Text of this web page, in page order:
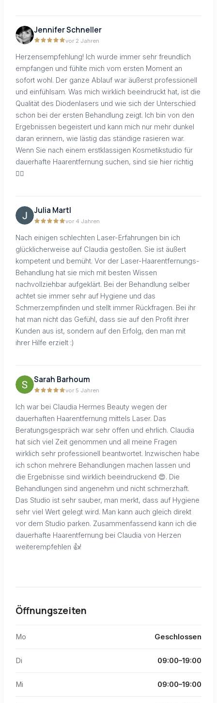
Jennifer Schneller
vor 2 Jahren
Herzensempfehlung! Ich wurde immer sehr freundlich
empfangen und fühlte mich vom ersten Moment an
sofort wohl. Der ganze Ablauf war äußerst professionell
und einfühlsam. Was mich wirklich beeindruckt hat, ist die
Qualität des Diodenlasers und wie sich der Unterschied
schon bei der ersten Behandlung zeigt. Ich bin von den
Ergebnissen begeistert und kann mich nur mehr dunkel
daran erinnern, wie lästig das ständige rasieren war.
Wenn Sie nach einem erstklassigen Kosmetikstudio für
dauerhafte Haarentfernung suchen, sind sie hier richtig
👍🏻
Julia Martl
vor 4 Jahren
Nach einigen schlechten Laser-Erfahrungen bin ich
glücklicherweise auf Claudia gestoßen. Sie ist äußert
kompetent und bemüht. Vor der Laser-Haarentfernungs-
Behandlung hat sie mich mit besten Wissen
nachvollziehbar aufgeklärt. Bei der Behandlung selber
achtet sie immer sehr auf Hygiene und das
Schmerzempfinden und stellt immer Rückfragen. Bei ihr
hat man nicht das Gefühl, dass sie auf den Profit ihrer
Kunden aus ist, sondern auf den Erfolg, den man mit
ihrer Hilfe erzielt :)
Sarah Barhoum
vor 5 Jahren
Ich war bei Claudia Hermes Beauty wegen der
dauerhaften Haarentfernung mittels Laser. Das
Beratungsgespräch war sehr offen und ehrlich. Claudia
hat sich viel Zeit genommen und all meine Fragen
wirklich sehr professionell beantwortet. Inzwischen habe
ich schon mehrere Behandlungen machen lassen und
die Ergebnisse sind wirklich beeindruckend 😍. Die
Behandlungen sind angenehm und nicht schmerzhaft.
Das Studio ist sehr sauber, man merkt, dass auf Hygiene
sehr viel Wert gelegt wird. Man kann auch gleich direkt
vor dem Studio parken. Zusammenfassend kann ich die
dauerhafte Haarentfernung bei Claudia von Herzen
weiterempfehlen 👍!
Öffnungszeiten
Mo Geschlossen
Di 09:00–19:00
Mi 09:00–19:00